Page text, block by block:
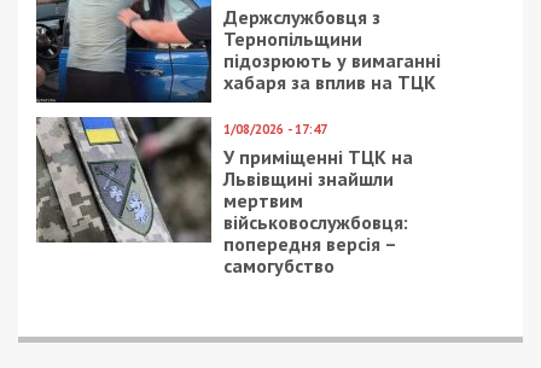
Держслужбовця з
Тернопільщини
підозрюють у вимаганні
хабаря за вплив на ТЦК
1/08/2026 - 17:47
У приміщенні ТЦК на
Львівщині знайшли
мертвим
військовослужбовця:
попередня версія –
самогубство